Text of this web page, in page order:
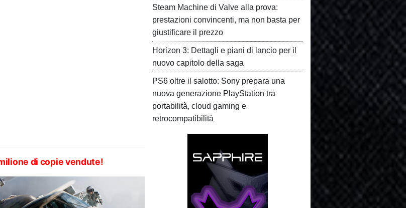
di copie vendute!
Steam Machine di Valve alla prova:
prestazioni convincenti, ma non basta per
giustificare il prezzo
Horizon 3: Dettagli e piani di lancio per il
nuovo capitolo della saga
PS6 oltre il salotto: Sony prepara una
nuova generazione PlayStation tra
portabilità, cloud gaming e
retrocompatibilità